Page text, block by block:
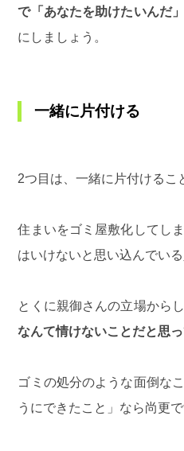
で「あなたを助けたいんだ
にしましょう。
一緒に片付ける
2つ目は、一緒に片付けるこ
住まいをゴミ屋敷化してし
はいけないと思い込んでい
とくに親御さんの立場からし
なんて情けないことだと思っ
ゴミの処分のような面倒な
うにできたこと」なら尚更で